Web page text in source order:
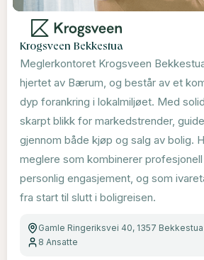
Krogsveen Bekkestua
Meglerkontoret Krogsveen
hjertet av Bærum, og består av et
dyp forankring i lokalmiljøet. Med
skarpt blikk for markedstrender,
gjennom både kjøp og salg av bolig.
meglere som kombinerer
personlig engasjement, og som
fra start til slutt i boligreisen.
Gamle Ringeriksvei 40, 1357 Bekkestua
8 Ansatte